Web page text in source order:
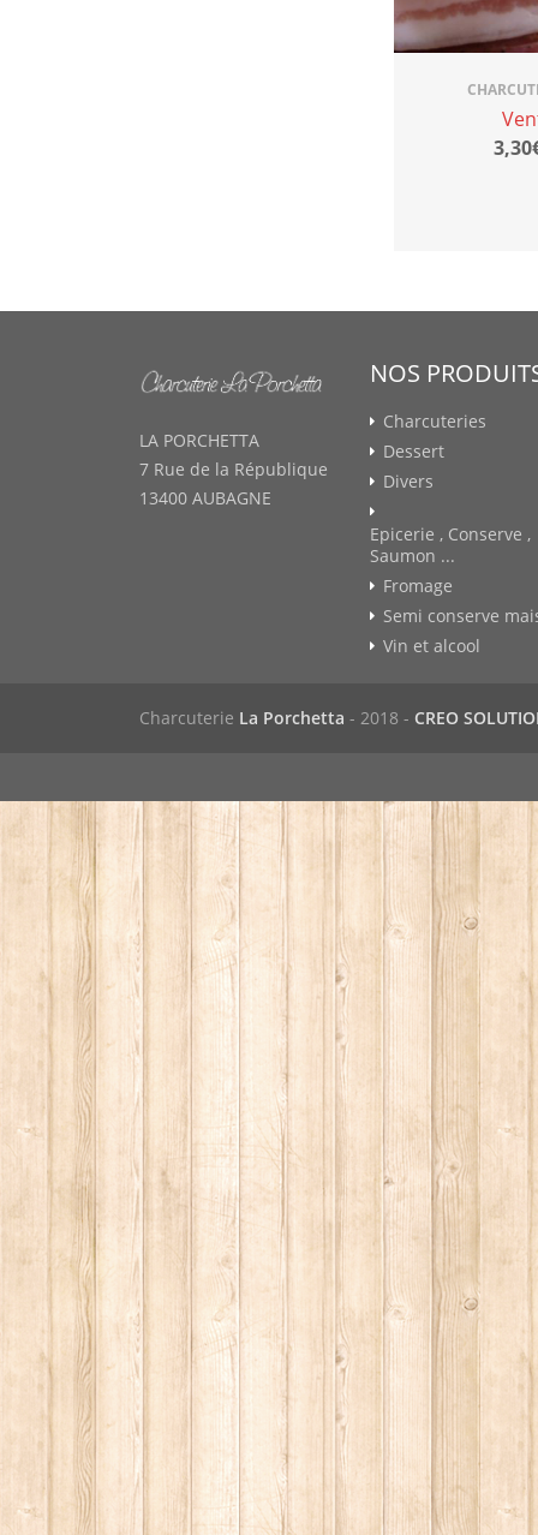
LA PORCHETTA
7 Rue de la République
13400 AUBAGNE
NOS
Charcuteries
Dessert
Divers
Epicerie , Conserve ,
Saumon ...
Fromage
Semi conserve
Vin et alcool
Charcuterie La Porchetta - 2018 - CREO